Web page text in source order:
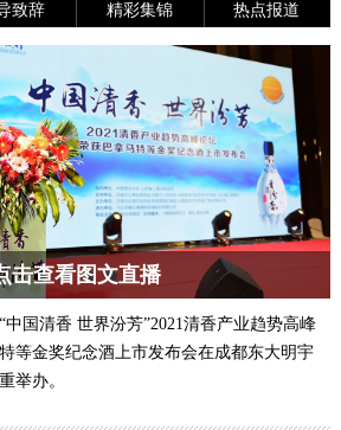
致辞 精彩集锦 热点报道
击查看图文直播
中国清香 世界汾芳”2021清香产业趋势高峰
等金奖纪念酒上市发布会在成都东大明宇
举办。